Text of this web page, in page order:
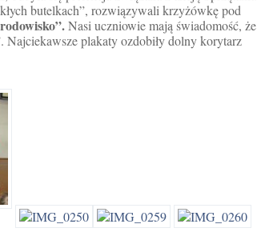
butelkach”, rozwiązywali krzyżówkę pod
Nasi uczniowie mają świadomość, że
Najciekawsze plakaty ozdobiły dolny korytarz